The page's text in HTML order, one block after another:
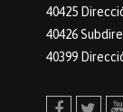
40425
40426
40399